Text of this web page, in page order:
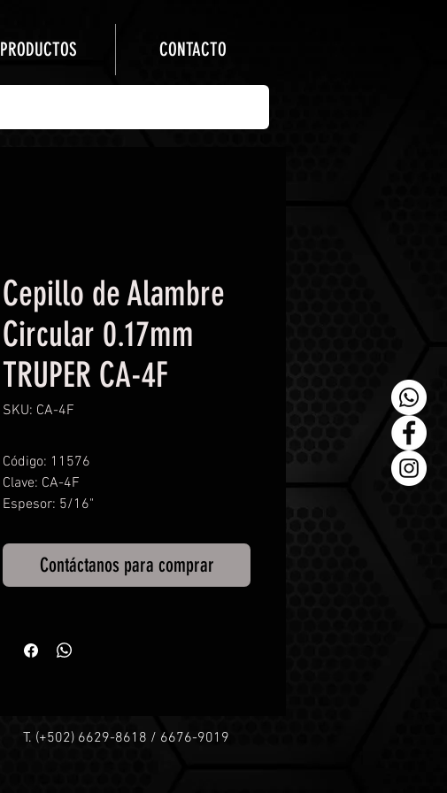
PRODUCTOS CONTACTO
Cepillo de Alambre
Circular 0.17mm
TRUPER CA-4F
SKU: CA-4F
Código: 11576
Clave: CA-4F
Espesor: 5/16"
Largo Alambre: 23 mm
Diametro: 4"
Velocidad: 4,500 RPM
Contáctanos para comprar
T. (+502) 6629-8618 / 6676-9019